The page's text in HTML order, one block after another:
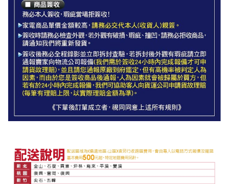
大型家電如無電梯，2樓(含)以上，現場或先匯款收取樓層搬運
費100~200元/樓。
如遇特殊安裝環境，如需抬高搬運、搬運距離過遠等等，都會
現場報價說明。
若不清楚測量方法或對商品尺寸有疑問，可聯繫賣場諮詢。
以免造成購買後無法搬運的窘況，若非商品本身瑕疵問題，因
客戶端拒收、無法正常安裝等因素造成退貨，將由廠商與您聯
繫收取空趟費500-1200元，感謝配合。
務必本人簽收，瑕疵當場拒簽收！
一、家電商品單價金額較高，請務必交代本人(收貨人)親簽。